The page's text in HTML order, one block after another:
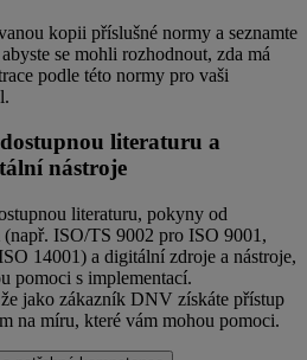
kopii příslušné normy a seznamte
se mohli rozhodnout, zda má
podle této normy pro vaši
literaturu a
nástroje
literaturu, pokyny od
ISO/TS 9002 pro ISO 9001,
14001) a digitální zdroje a nástroje,
pomoci s implementací.
jako zákazník DNV získáte přístup
na míru, které vám mohou pomoci.